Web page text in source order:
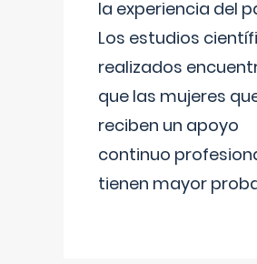
la experiencia del
Los estudios
realizados
que las mujeres
reciben un apoyo
continuo
tienen mayor